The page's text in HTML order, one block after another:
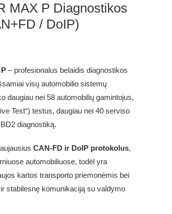
MAX P Diagnostikos
/ DoIP)
– profesionalus belaidis diagnostikos
visų automobilio sistemų
daugiau nei 58 automobilių gamintojus,
Test“) testus, daugiau nei 40 serviso
diagnostiką.
CAN-FD ir DoIP protokolus,
automobiliuose, todėl yra
kartos transporto priemonėmis bei
stabilesnę komunikaciją su valdymo